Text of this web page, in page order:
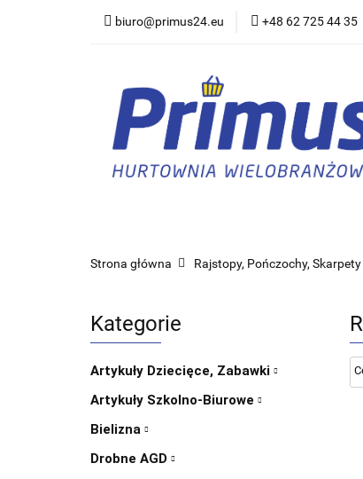
biuro@primus24.eu +48 62 725 44 35
Artykuły
Strona główna Rajstopy, Pończochy, Skarpety
Kategorie
Artykuły Dziecięce, Zabawki
Artykuły Szkolno-Biurowe
Bielizna
Drobne AGD